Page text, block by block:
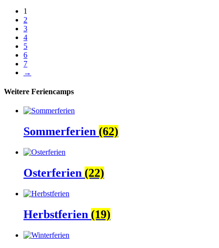
1
2
3
4
5
6
7
→
Weitere Feriencamps
Sommerferien (62)
Osterferien (22)
Herbstferien (19)